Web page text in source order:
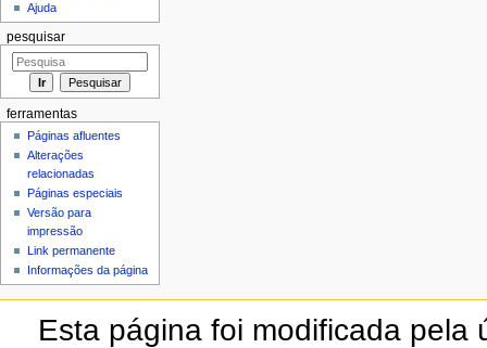
Ajuda
pesquisar
ferramentas
Páginas afluentes
Alterações
relacionadas
Páginas especiais
Versão para
impressão
Link permanente
Informações da página
Esta página foi modificada pela